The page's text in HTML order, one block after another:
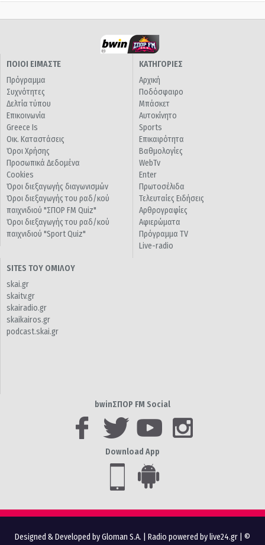
ΠΟΙΟΙ ΕΙΜΑΣΤΕ
Πρόγραμμα
Συχνότητες
Δελτία τύπου
Επικοινωνία
Greece Is
Οικ. Καταστάσεις
Όροι Χρήσης
Προσωπικά Δεδομένα
Cookies
Όροι διεξαγωγής διαγωνισμών
Όροι διεξαγωγής του ραδ/κού
παιχνιδιού "ΣΠΟΡ FM Quiz"
Όροι διεξαγωγής του ραδ/κού
παιχνιδιού "Sport Quiz"
ΚΑΤΗΓΟΡΙΕΣ
Αρχική
Ποδόσφαιρο
Μπάσκετ
Αυτοκίνητο
Sports
Επικαιρότητα
Βαθμολογίες
WebTv
Enter
Πρωτοσέλιδα
Τελευταίες Ειδήσεις
Αρθρογραφίες
Αφιερώματα
Πρόγραμμα TV
Live-radio
SITES ΤΟΥ ΟΜΙΛΟΥ
skai.gr
skaitv.gr
skairadio.gr
skaikairos.gr
podcast.skai.gr
bwinΣΠΟΡ FM Social
Download App
Designed & Developed by Gloman S.A. Radio powered by live24.gr | ©